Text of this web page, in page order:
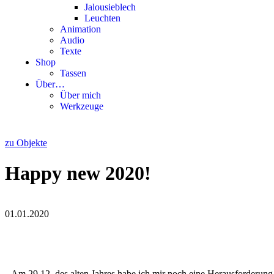
Jalousieblech
Leuchten
Animation
Audio
Texte
Shop
Tassen
Über…
Über mich
Werkzeuge
zu Objekte
Happy new 2020!
01.01.2020